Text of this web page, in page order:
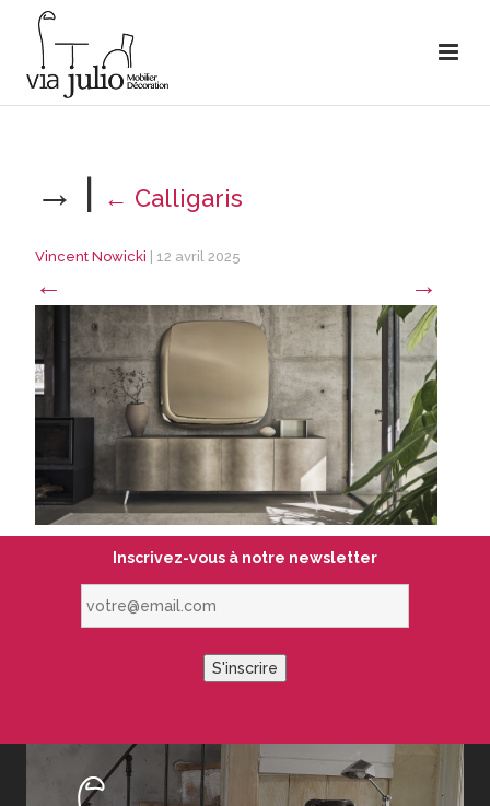
→ | ← Calligaris
Vincent Nowicki 12 avril 2025
← →
Inscrivez-vous à notre newsletter
S'inscrire